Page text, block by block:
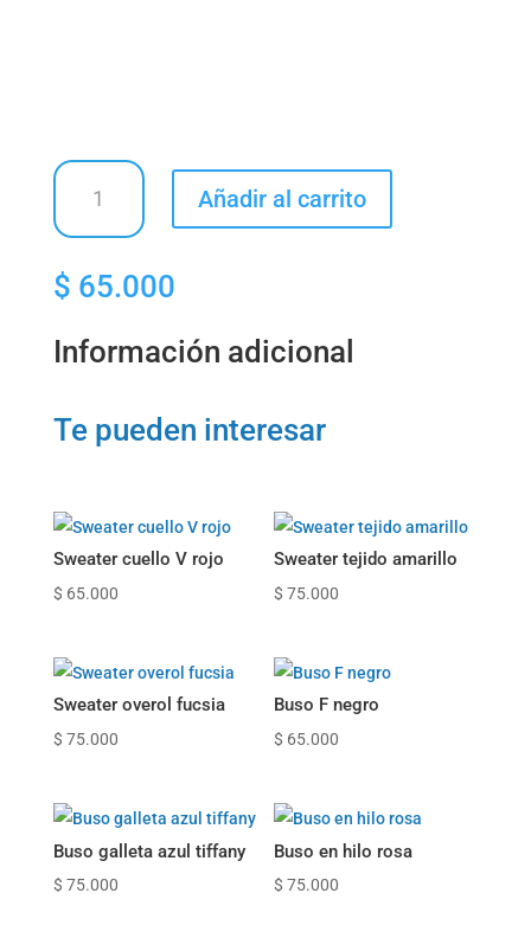
Buso
menta
Añadir al carrito
$ 65.000
Información adicional
Te pueden interesar
Sweater cuello V rojo
$ 65.000
Sweater tejido amarillo
$ 75.000
Sweater overol fucsia
$ 75.000
Buso F negro
$ 65.000
Buso galleta azul tiffany
$ 75.000
Buso en hilo rosa
$ 75.000